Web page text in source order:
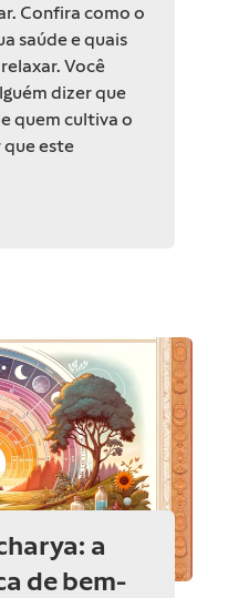
Confira como o
saúde e quais
Você
dizer que
quem cultiva o
este
a
de bem-